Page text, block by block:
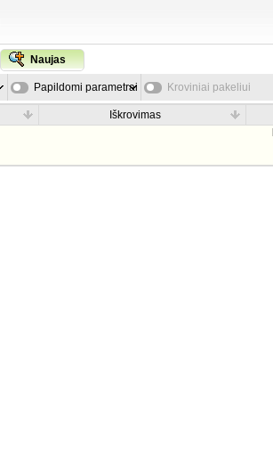
Naujas
Papildomi parametrai Kroviniai pakeliui
Iškrovimas